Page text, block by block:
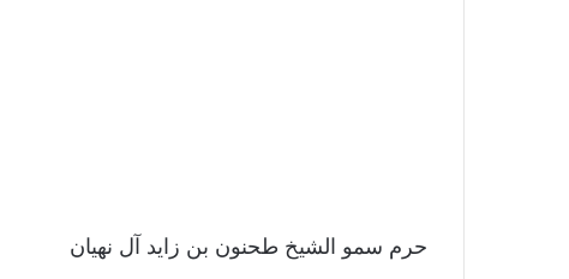
حرم سمو الشيخ طحنون بن زايد آل نهيان